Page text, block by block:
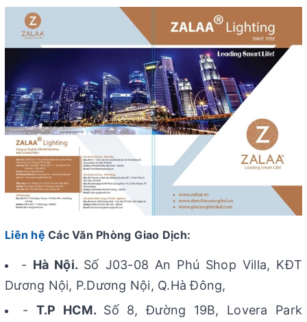
Liên hệ Các Văn Phòng Giao Dịch:
- Hà Nội. Số J03-08 An Phú Shop Villa, KĐT
Dương Nội, P.Dương Nội, Q.Hà Đông,
- T.P HCM. Số 8, Đường 19B, Lovera Park